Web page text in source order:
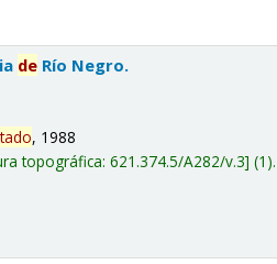
de Río Negro.
, 1988
topográfica:621.374.5/A282/v.3 (1).